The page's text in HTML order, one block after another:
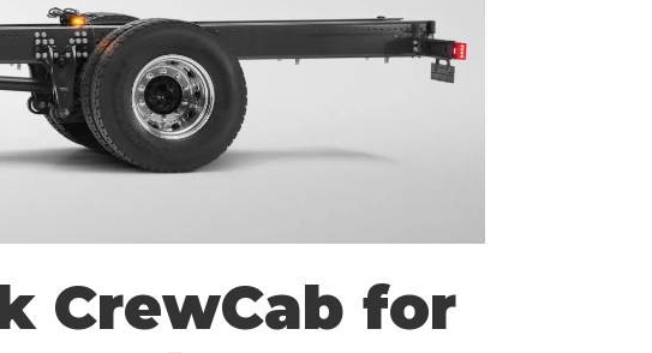
CrewCab for